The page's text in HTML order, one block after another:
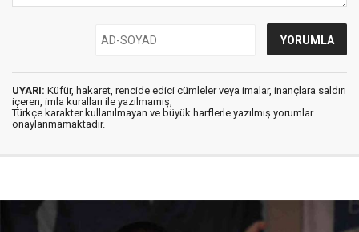
UYARI: Küfür, hakaret, rencide edici cümleler veya imalar, inançlara saldırı
içeren, imla kuralları ile yazılmamış,
Türkçe karakter kullanılmayan ve büyük harflerle yazılmış yorumlar
onaylanmamaktadır.